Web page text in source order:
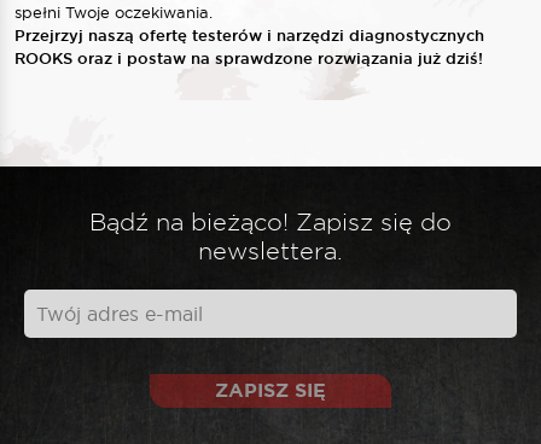
spełni Twoje oczekiwania.
Przejrzyj naszą ofertę testerów i narzędzi diagnostycznych
ROOKS oraz i postaw na sprawdzone rozwiązania już dziś!
Bądź na bieżąco! Zapisz się do
newslettera.
ZAPISZ SIĘ